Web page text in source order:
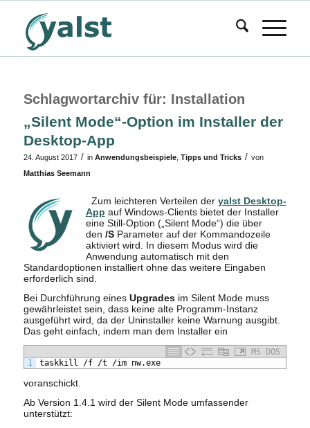
Schlagwortarchiv für: Installation
„Silent Mode“-Option im Installer der
Desktop-App
24. August 2017 / in Anwendungsbeispiele, Tipps und Tricks / von
Matthias Seemann
Zum leichteren Verteilen der yalst Desktop-
App auf Windows-Clients bietet der Installer
eine Still-Option („Silent Mode“) die über
den /SParameter auf der Kommandozeile
aktiviert wird. In diesem Modus wird die
Anwendung automatisch mit den
Standardoptionen installiert ohne das weitere Eingaben
erforderlich sind.
Bei Durchführung eines Upgradesim Silent Mode muss
gewährleistet sein, dass keine alte Programm-Instanz
ausgeführt wird, da der Uninstaller keine Warnung ausgibt.
Das geht einfach, indem man dem Installer ein
MS DOS
1
taskkill /f /t /im nw.exe
voranschickt.
Ab Version 1.4.1 wird der Silent Mode umfassender
unterstützt: